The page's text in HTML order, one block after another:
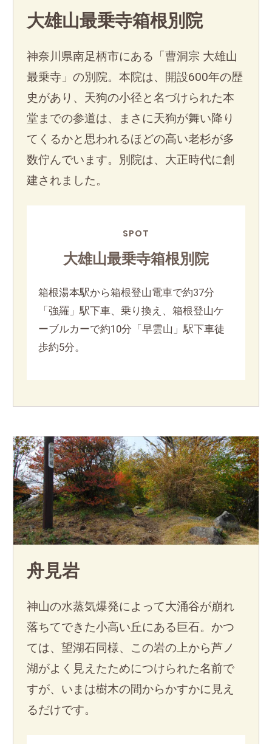
大雄山最乗寺箱根別院
神奈川県南足柄市にある「曹洞宗 大雄山
最乗寺」の別院。本院は、開設600年の歴
史があり、天狗の小径と名づけられた本
堂までの参道は、まさに天狗が舞い降り
てくるかと思われるほどの高い老杉が多
数佇んでいます。別院は、大正時代に創
建されました。
SPOT
大雄山最乗寺箱根別院
箱根湯本駅から箱根登山電車で約37分
「強羅」駅下車、乗り換え、箱根登山ケ
ーブルカーで約10分「早雲山」駅下車徒
歩約5分。
舟見岩
神山の水蒸気爆発によって大涌谷が崩れ
落ちてできた小高い丘にある巨石。かつ
ては、望湖石同様、この岩の上から芦ノ
湖がよく見えたためにつけられた名前で
すが、いまは樹木の間からかすかに見え
るだけです。